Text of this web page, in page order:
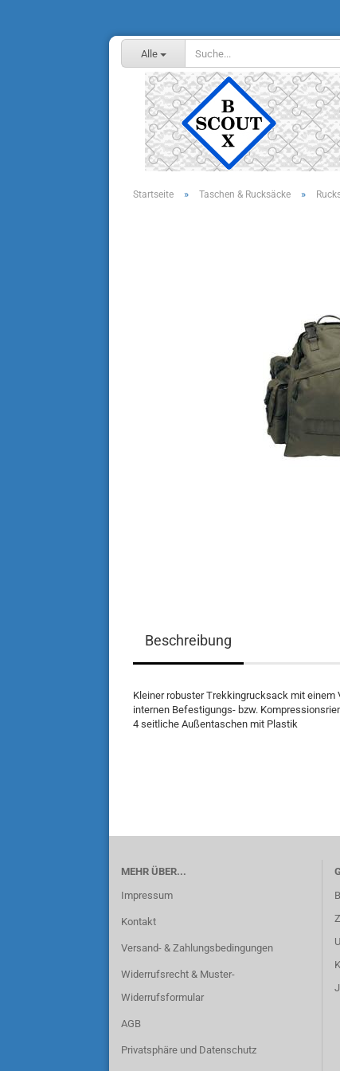
Alle
Startseite » Taschen & Rucksäcke »
Beschreibung
Kleiner robuster Trekkingrucksack mit
internen Befestigungs- bzw.
4 seitliche Außentaschen mit Plastik
MEHR ÜBER...
Impressum
Kontakt
Versand- & Zahlungsbedingungen
Widerrufsrecht & Muster-
Widerrufsformular
AGB
Privatsphäre und Datenschutz